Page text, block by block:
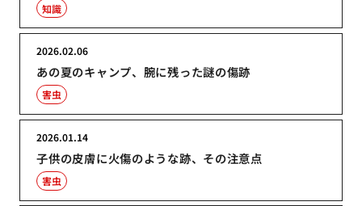
知識
あの夏のキャンプ、腕に残った謎の傷跡
2026.02.06
害虫
子供の皮膚に火傷のような跡、その注意点
2026.01.14
害虫